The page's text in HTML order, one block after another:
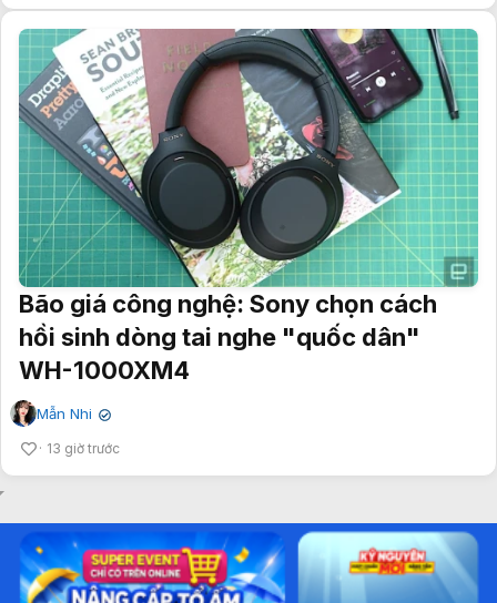
Bão giá công nghệ: Sony chọn cách
hồi sinh dòng tai nghe "quốc dân"
WH-1000XM4
Mẫn Nhi ✔
13 giờ trước